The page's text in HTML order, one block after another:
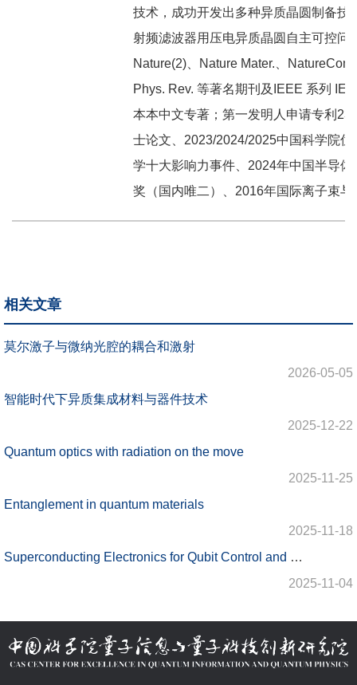
技术，成功开发出多种异质晶圆制备
射频滤波器用压电异质晶圆自主可控
Nature(2)、Nature Mater.、
Phys. Rev. 等著名期刊及IEEE 系列
本本中文专著；第一发明人申请专利
士论文、2023/2024/2025中国科学院
学十大影响力事件、2024年中国半导
奖（国内唯二）、2016年国际离子束
相关文章
莫尔激子与微纳光腔的耦合和激射
2026-05-05
智能时代下异质集成材料与器件技术
2025-12-22
Quantum optics with radiation on the move
2025-11-25
Entanglement in quantum materials
2025-11-18
Superconducting Electronics for Qubit Control and Microwave Quantum State Preparation
2025-11-04